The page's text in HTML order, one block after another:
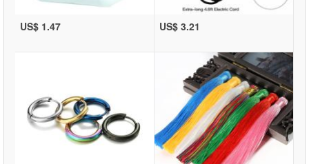
US$ 1.47 US$ 3.21